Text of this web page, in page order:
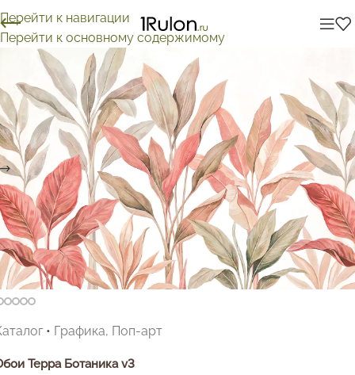
Перейти к навигации
Перейти к основному содержимому
• Графика, Поп-арт
Терра Ботаника v3